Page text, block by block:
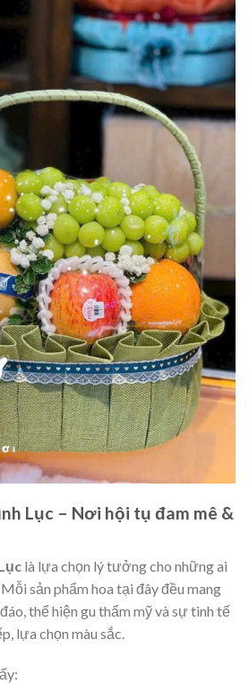
Lục – Nơi hội tụ đam mê &
là lựa chọn lý tưởng cho những ai
sản phẩm hoa tại đây đều mang
thể hiện gu thẩm mỹ và sự tinh tế
lựa chọn màu sắc.